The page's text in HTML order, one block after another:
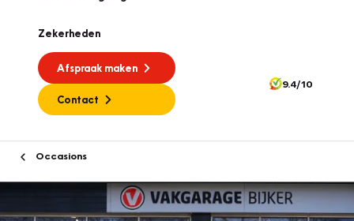
Zekerheden
Afspraak maken
Contact
9.4/10
Occasions